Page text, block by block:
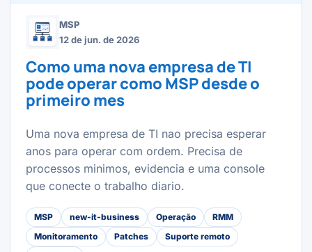
MSP
12 de jun. de 2026
Como uma nova empresa de TI
pode operar como MSP desde o
primeiro mes
Uma nova empresa de TI nao precisa esperar
anos para operar com ordem. Precisa de
processos minimos, evidencia e uma console
que conecte o trabalho diario.
MSP new-it-business Operação
RMM
Monitoramento
Patches
Suporte remoto